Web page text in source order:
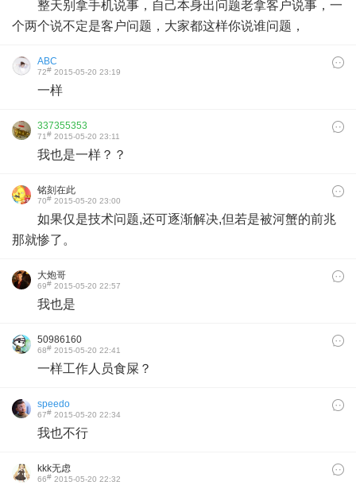
整天别拿手机说事，自己本身出问题老拿客户说事，一
个两个说不定是客户问题，大家都这样你说谁问题，
ABC
72# 2015-05-20 23:19
一样
337355353
71# 2015-05-20 23:11
我也是一样？？
铭刻在此
70# 2015-05-20 23:00
如果仅是技术问题,还可逐渐解决,但若是被河蟹的前兆
那就惨了。
大炮哥
69# 2015-05-20 22:57
我也是
50986160
68# 2015-05-20 22:41
一样工作人员食屎？
speedo
67# 2015-05-20 22:34
我也不行
kkk无虑
66# 2015-05-20 22:32